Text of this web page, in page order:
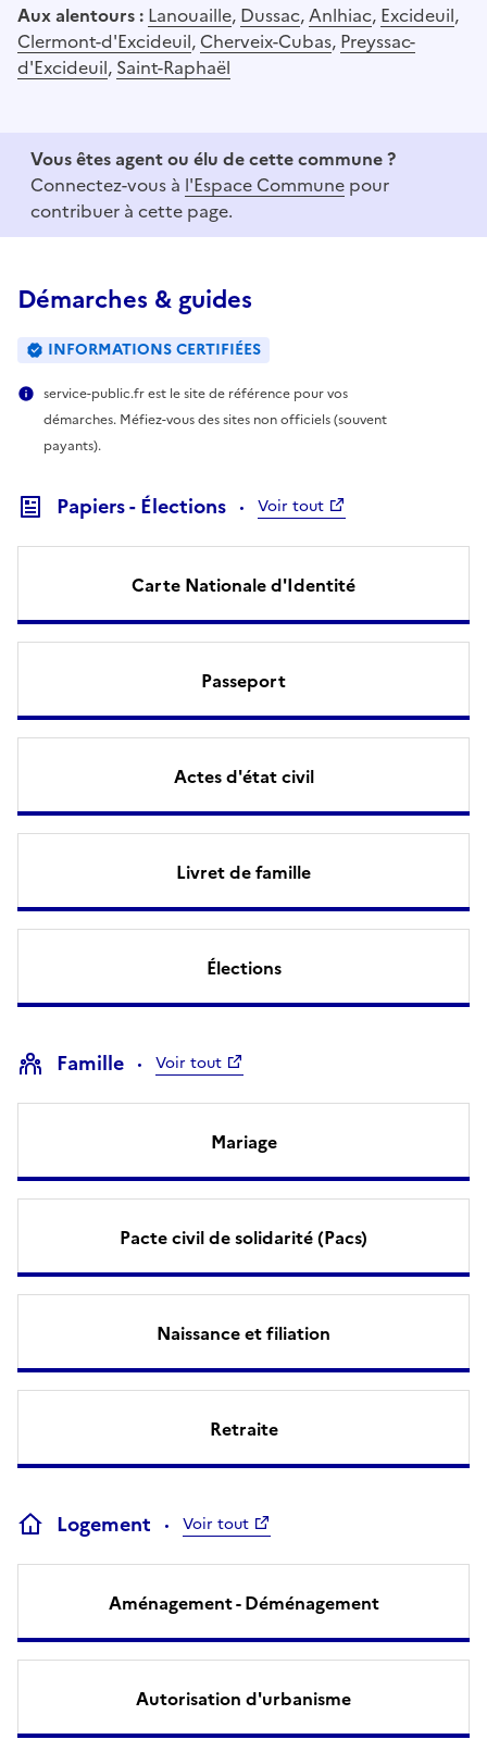
Aux alentours : Lanouaille, Dussac,Anlhiac, Excideuil,
Clermont-d'Excideuil, Cherveix-Cubas, Preyssac-
d'Excideuil, Saint-Raphaël
Vous êtes agent ou élu de cette commune ?
Connectez-vous à l'Espace Commune pour
contribuer à cette page.
Démarches & guides
INFORMATIONS CERTIFIÉES
service-public.fr est le site de référence pour vos
démarches. Méfiez-vous des sites non officiels (souvent
payants).
Papiers - Élections Voir tout
Carte Nationale d'Identité
Passeport
Actes d'état civil
Livret de famille
Élections
Famille Voir tout
Mariage
Pacte civil de solidarité (Pacs)
Naissance et filiation
Retraite
Logement Voir tout
Aménagement - Déménagement
Autorisation d'urbanisme